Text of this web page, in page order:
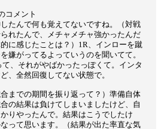
コメント
たんで何も覚えてないですね。（対戦
れたんで、メチャメチャ強かったんだ
に感じたことは？）1R、インローを蹴
嫌がってるよっていうのを聞いてて。
、それがやばかったっぽくて。インタ
、全然回復してない状態で。
までの期間を振り返って？）準備自体
の結果は負けてしまいましたけど、自
りやったんで。結果はこうでしたけ
って思います。（結果が出た率直な気